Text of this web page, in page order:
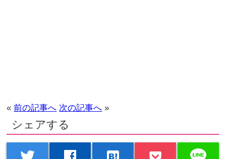
«前の記事へ 次の記事へ »
シェアする